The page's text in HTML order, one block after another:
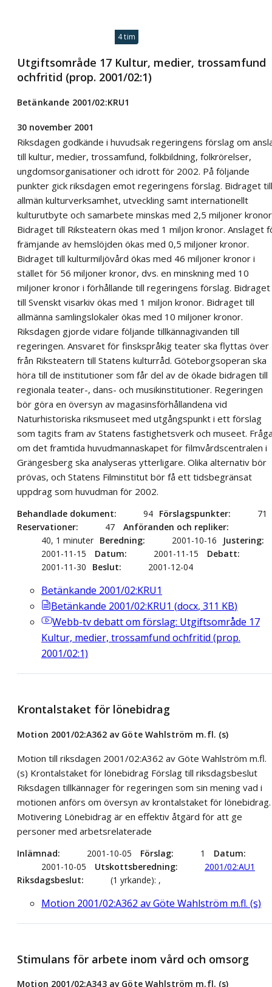
4 tim
Utgiftsområde 17 Kultur, medier, trossamfund
ochfritid (prop. 2001/02:1)
Betänkande 2001/02:KRU1
30 november 2001
Riksdagen godkände i huvudsak regeringens förslag om
till kultur, medier, trossamfund, folkbildning, folkrörelser,
ungdomsorganisationer och idrott för 2002. På följande
punkter gick riksdagen emot regeringens förslag. Bidraget till
allmän kulturverksamhet, utveckling samt internationellt
kulturutbyte och samarbete minskas med 2,5 miljoner
Bidraget till Riksteatern ökas med 1 miljon kronor. Anslaget
främjande av hemslöjden ökas med 0,5 miljoner kronor.
Bidraget till kulturmiljövård ökas med 46 miljoner kronor i
stället för 56 miljoner kronor, dvs. en minskning med 10
miljoner kronor i förhållande till regeringens förslag. Bidraget
till Svenskt visarkiv ökas med 1 miljon kronor. Bidraget till
allmänna samlingslokaler ökas med 10 miljoner kronor.
Riksdagen gjorde vidare följande tillkännagivanden till
regeringen. Ansvaret för finskspråkig teater ska flyttas över
från Riksteatern till Statens kulturråd. Göteborgsoperan ska
höra till de institutioner som får del av de ökade bidragen till
regionala teater-, dans- och musikinstitutioner. Regeringen
bör göra en översyn av magasinsförhållandena vid
Naturhistoriska riksmuseet med utgångspunkt i ett förslag
som tagits fram av Statens fastighetsverk och museet.
om det framtida huvudmannaskapet för filmvårdscentralen i
Grängesberg ska analyseras ytterligare. Olika alternativ bör
prövas, och Statens Filminstitut bör få ett tidsbegränsat
uppdrag som huvudman för 2002.
Behandlade dokument 94 Förslagspunkter
71
Reservationer
47
Anföranden och repliker
40, 1 minuter Beredning 2001-10-16
Justering
2001-11-15
Datum 2001-11-15
Debatt
2001-11-30
Beslut 2001-12-04
Betänkande 2001/02:KRU1
Betänkande 2001/02:KRU1 (docx, 311 KB)
Webb-tvdebatt om förslag: Utgiftsområde 17
Kultur, medier, trossamfund ochfritid (prop.
2001/02:1)
Krontalstaket för lönebidrag
Motion 2001/02:A362 av Göte Wahlström m.fl. (s)
Motion till riksdagen 2001/02:A362 av Göte Wahlström m.fl.
(s) Krontalstaket för lönebidrag Förslag till riksdagsbeslut
Riksdagen tillkännager för regeringen som sin mening vad i
motionen anförs om översyn av krontalstaket för lönebidrag.
Motivering Lönebidrag är en effektiv åtgärd för att ge
personer med arbetsrelaterade
Inlämnad 2001-10-05 Förslag 1
Datum
2001-10-05
Utskottsberedning
2001/02:AU1
Riksdagsbeslut
(1 yrkande): ,
Motion 2001/02:A362 av Göte Wahlström m.fl. (s)
Stimulans för arbete inom vård och omsorg
Motion 2001/02:A343 av Göte Wahlström m.fl. (s)